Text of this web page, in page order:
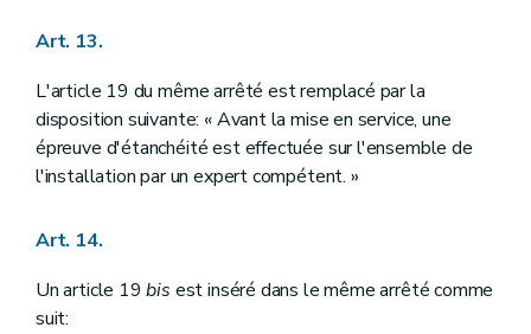
Art. 13.
L'article 19 du même arrêté est remplacé par la
disposition suivante: « Avant la mise en service, une
épreuve d'étanchéité est effectuée sur l'ensemble de
l'installation par un expert compétent. »
Art. 14.
Un article 19bis est inséré dans le même arrêté comme
suit: